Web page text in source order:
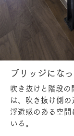
ブリッジにな
吹き抜けと階段
は、吹き抜け側
浮遊感のある空
いる。